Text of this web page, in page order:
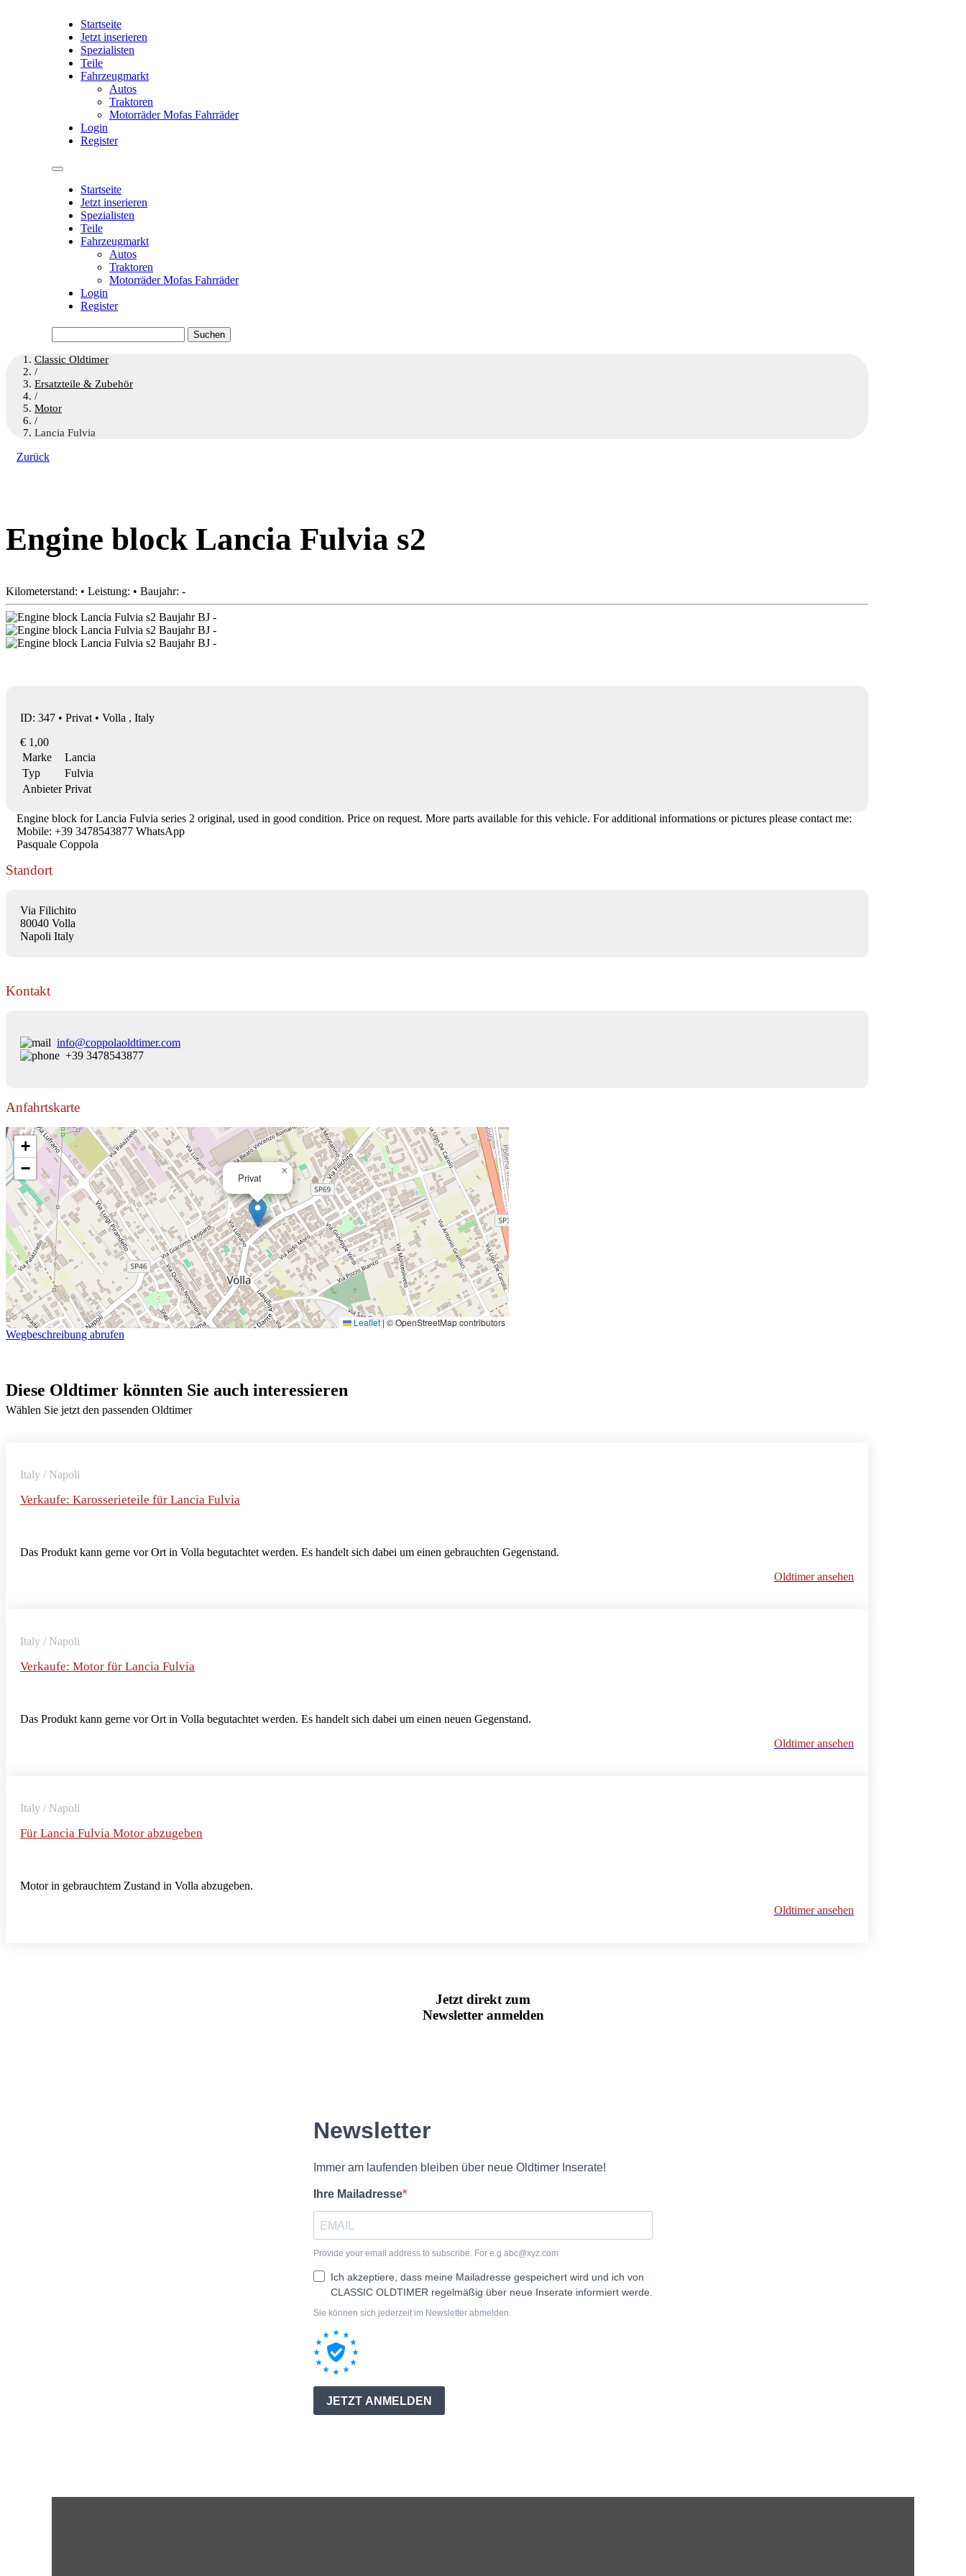
Startseite
Jetzt inserieren
Spezialisten
Teile
Fahrzeugmarkt
Autos
Traktoren
Motorräder Mofas Fahrräder
Login
Register
Startseite
Jetzt inserieren
Spezialisten
Teile
Fahrzeugmarkt
Autos
Traktoren
Motorräder Mofas Fahrräder
Login
Register
nach:
Classic Oldtimer
/
Ersatzteile & Zubehör
/
Motor
/
Lancia Fulvia
Zurück
Engine block Lancia Fulvia s2
Kilometerstand: • Leistung: • Baujahr: -
ID: 347 • Privat • Volla , Italy
€ 1,00
Marke
Lancia
Typ
Fulvia
Anbieter Privat
Engine block for Lancia Fulvia series 2 original, used in good condition. Price on request. More parts available for this vehicle. For additional informations or pictures please contact me:
Mobile: +39 3478543877 WhatsApp
Pasquale Coppola
Standort
Via Filichito
80040 Volla
Napoli Italy
Kontakt
info@coppolaoldtimer.com
+39 3478543877
Anfahrtskarte
Privat
×
+
−
Leaflet |© OpenStreetMap contributors
Wegbeschreibung abrufen
Diese Oldtimer könnten Sie auch interessieren
Wählen Sie jetzt den passenden Oldtimer
Italy / Napoli
Verkaufe: Karosserieteile für Lancia Fulvia
Das Produkt kann gerne vor Ort in Volla begutachtet werden. Es handelt sich dabei um einen gebrauchten Gegenstand.
Oldtimer ansehen
Italy / Napoli
Verkaufe: Motor für Lancia Fulvia
Das Produkt kann gerne vor Ort in Volla begutachtet werden. Es handelt sich dabei um einen neuen Gegenstand.
Oldtimer ansehen
Italy / Napoli
Für Lancia Fulvia Motor abzugeben
Motor in gebrauchtem Zustand in Volla abzugeben.
Oldtimer ansehen
Jetzt direkt zum
Newsletter anmelden